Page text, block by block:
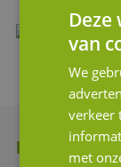
Meer
van
We
verkeer
met